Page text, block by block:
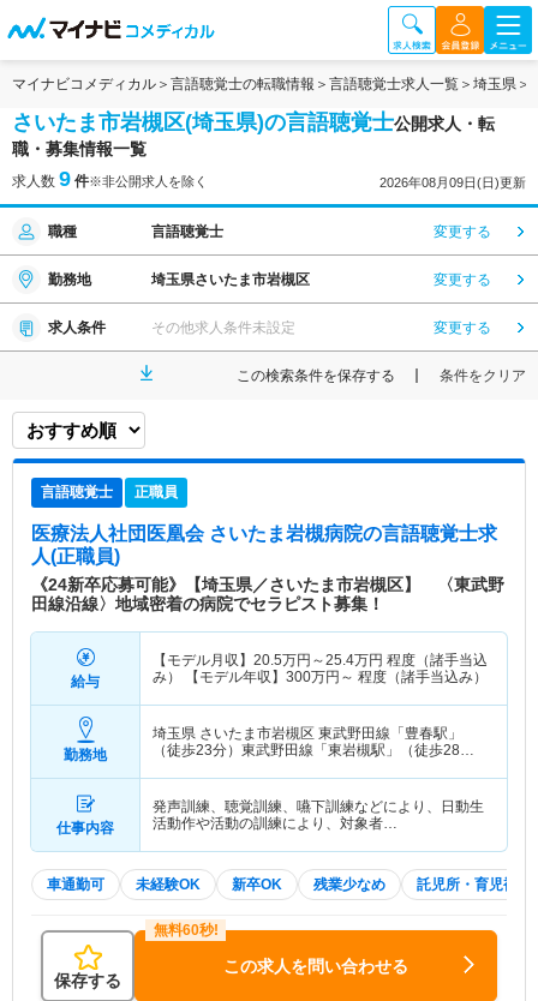
マイナビコメディカル 言語聴覚士の転職情報 言語聴覚士求人一覧 埼玉県
さいたま市岩槻区(埼玉県)の言語聴覚士公開求人・転
職・募集情報一覧
求人数 9 件※非公開求人を除く 2026年08月09日(日)更新
職種 言語聴覚士 変更する
勤務地 埼玉県さいたま市岩槻区 変更する
求人条件 その他求人条件未設定 変更する
この検索条件を保存する 条件をクリア
言語聴覚士 正職員
医療法人社団医凰会 さいたま岩槻病院の言語聴覚士求
人(正職員)
《24新卒応募可能》【埼玉県／さいたま市岩槻区】 〈東武野
田線沿線〉地域密着の病院でセラピスト募集！
給与
【モデル月収】 20.5万円～25.4万円 程度（諸手当込
み） 【モデル年収】 300万円～ 程度（諸手当込み）
勤務地
埼玉県 さいたま市岩槻区 東武野田線「豊春駅」
（徒歩23分）東武野田線「東岩槻駅」（徒歩28
仕事内容
発声訓練、聴覚訓練、嚥下訓練などにより、日動生
活動作や活動の訓練により、対象者…
車通勤可 未経験OK 新卒OK 残業少なめ 託児所・育児補助
保存する
この求人を問い合わせる